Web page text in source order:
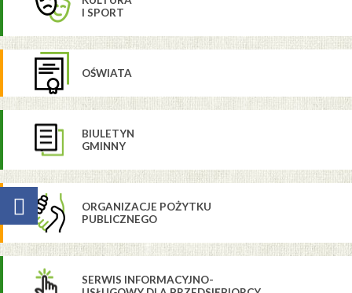
I SPORT
OŚWIATA
BIULETYN
GMINNY
ORGANIZACJE POŻYTKU
PUBLICZNEGO
SERWIS INFORMACYJNO-